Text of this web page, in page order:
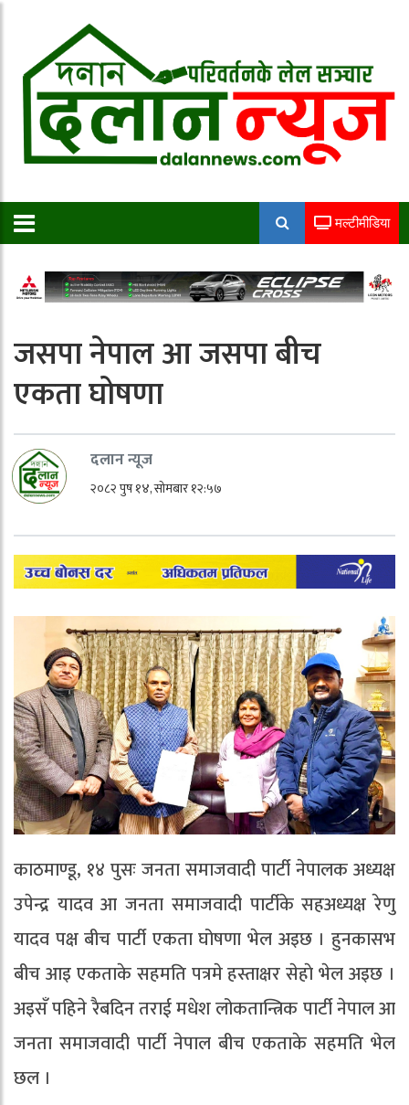
मल्टीमीडिया
जसपा नेपाल आ जसपा बीच
एकता घोषणा
दलान न्यूज
२०८२ पुष १४, सोमबार १२:५७
काठमाण्डू, १४ पुसः जनता समाजवादी पार्टी नेपालक अध्यक्ष
उपेन्द्र यादव आ जनता समाजवादी पार्टीके सहअध्यक्ष रेणु
यादव पक्ष बीच पार्टी एकता घोषणा भेल अइछ । हुनकासभ
बीच आइ एकताके सहमति पत्रमे हस्ताक्षर सेहाे भेल अइछ ।
अइसँ पहिने रैबदिन तराई मधेश लोकतान्त्रिक पार्टी नेपाल आ
जनता समाजवादी पार्टी नेपाल बीच एकताके सहमति भेल
छल ।